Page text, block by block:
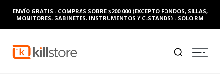
ENVÍO GRATIS - COMPRAS SOBRE $200.000 (EXCEPTO FONDOS, SILLAS,
MONITORES, GABINETES, INSTRUMENTOS Y C-STANDS) - SOLO RM